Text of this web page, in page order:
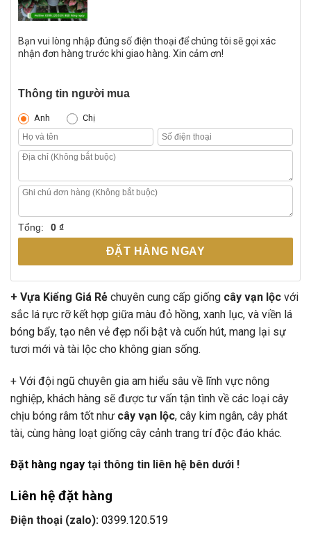
Bạn vui lòng nhập đúng số điện thoại để chúng tôi sẽ gọi xác
nhận đơn hàng trước khi giao hàng. Xin cảm ơn!
Thông tin người mua
Anh Chị
Tổng: 0 ₫
ĐẶT HÀNG NGAY
+ Vựa Kiểng Giá Rẻ chuyên cung cấp giống cây vạn lộc với
sắc lá rực rỡ kết hợp giữa màu đỏ hồng, xanh lục, và viền lá
bóng bẩy, tạo nên vẻ đẹp nổi bật và cuốn hút, mang lại sự
tươi mới và tài lộc cho không gian sống.
+ Với đội ngũ chuyên gia am hiểu sâu về lĩnh vực nông
nghiệp, khách hàng sẽ được tư vấn tận tình về các loại cây
chịu bóng râm tốt như cây vạn lộc, cây kim ngân, cây phát
tài, cùng hàng loạt giống cây cảnh trang trí độc đáo khác.
Đặt hàng ngay tại thông tin liên hệ bên dưới !
Liên hệ đặt hàng
Điện thoại (zalo): 0399.120.519